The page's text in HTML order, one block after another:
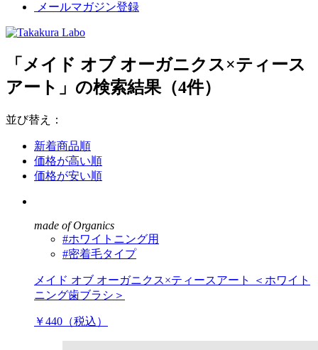
メールマガジン登録
「メイド オブ オーガニクス×ティース
アート」の検索結果（4件）
並び替え：
新着商品順
価格が高い順
価格が安い順
made of Organics
#ホワイトニング用
#密着毛タイプ
メイド オブ オーガニクス×ティースアート ＜ホワイト
ニング歯ブラシ＞
￥440（税込）